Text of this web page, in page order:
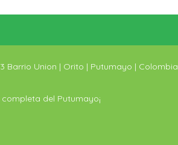
Barrio Union | Orito | Putumayo | Colombia
del Putumayo¡